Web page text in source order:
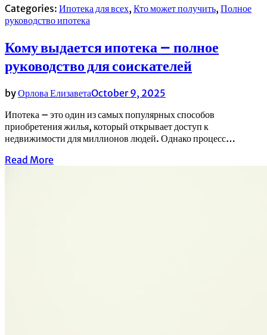
Categories: Ипотека для всех, Кто может получить, Полное
руководство ипотека
Кому выдается ипотека – полное
руководство для соискателей
byОрлова ЕлизаветаOctober 9, 2025
Ипотека – это один из самых популярных способов
приобретения жилья, который открывает доступ к
недвижимости для миллионов людей. Однако процесс…
Read More